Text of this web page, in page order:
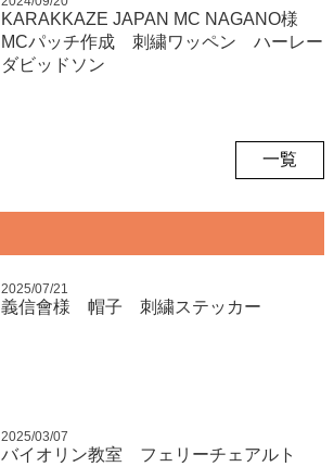
KARAKKAZE JAPAN MC NAGANO様
MCパッチ作成 刺繍ワッペン ハーレー
ダビッドソン
一覧
2025/07/21
義信會様 帽子 刺繍ステッカー
2025/03/07
バイオリン教室 フェリーチェアルト